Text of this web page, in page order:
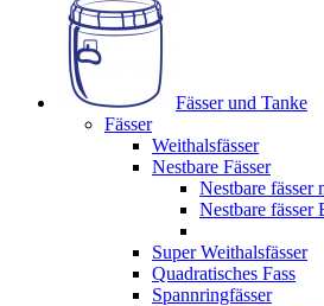
Fässer und Tanke
Fässer
Weithalsfässer
Nestbare Fässer
Nestbare fässer
Nestbare fässer
Super Weithalsfässer
Quadratisches Fass
Spannringfässer